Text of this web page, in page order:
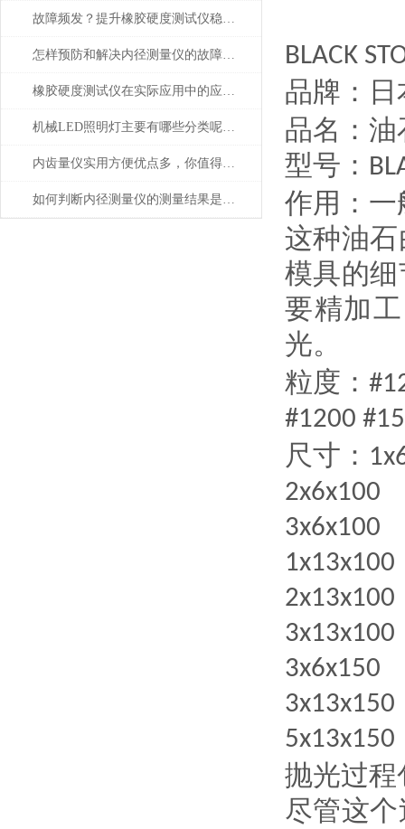
故障频发？提升橡胶硬度测试仪稳定性的建议
怎样预防和解决内径测量仪的故障问题？
橡胶硬度测试仪在实际应用中的应用场景
机械LED照明灯主要有哪些分类呢？让我们一起来看看吧
内齿量仪实用方便优点多，你值得拥有
如何判断内径测量仪的测量结果是否准确
BLACK
品牌：日
品名：油
型号：
作用：
这种油
模具的
要精加
光。
粒度：
#1200
尺寸：
2x6x100
3x6x100
1x13x100
2x13x100
3x13x100
3x6x150
3x13x150
5x13x150
抛光过
尽管这